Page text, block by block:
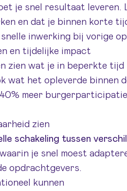
je snel resultaat leveren.
en dat je binnen korte
inwerking bij vorige
en tijdelijke impact
zien wat je in beperkte
wat het opleverde binnen
40% meer
zien
schakeling tussen
je snel moest
opdrachtgevers.
kunnen